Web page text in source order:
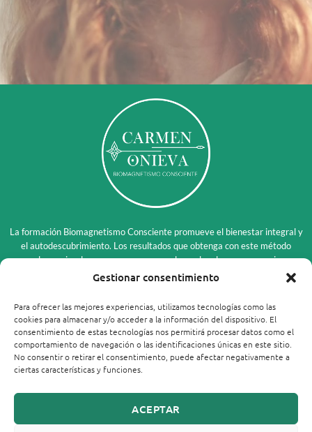
Gestionar consentimiento
Para ofrecer las mejores experiencias, utilizamos tecnologías como las
cookies para almacenar y/o acceder a la información del dispositivo. El
consentimiento de estas tecnologías nos permitirá procesar datos como el
comportamiento de navegación o las identificaciones únicas en este sitio.
No consentir o retirar el consentimiento, puede afectar negativamente a
ciertas características y funciones.
ACEPTAR
La formación Biomagnetismo Consciente promueve el bienestar integral y
el autodescubrimiento. Los resultados que obtenga con este método
pueden variar de persona a persona y dependen de su compromiso y
circunstancias individuales. Esta disciplina es complementaria y no
profesional médico. Para conocer todos los límites y exclusiones de
responsabilidad, lea nuestroAviso Legal.
Carmen Onieva © 2026